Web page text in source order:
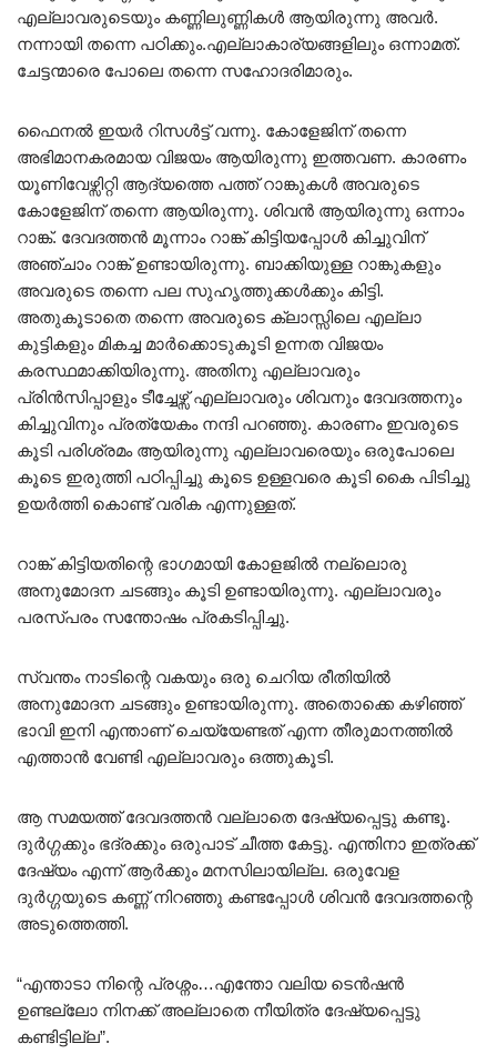
എല്ലാവരുടെയും കണ്ണിലുണ്ണികൾ ആയിരുന്നു അവർ.
നന്നായി തന്നെ പഠിക്കും.എല്ലാകാര്യങ്ങളിലും ഒന്നാമത്.
ചേട്ടന്മാരെ പോലെ തന്നെ സഹോദരിമാരും.
ഫൈനൽ ഇയർ റിസൾട്ട് വന്നു. കോളേജിന് തന്നെ
അഭിമാനകരമായ വിജയം ആയിരുന്നു ഇത്തവണ. കാരണം
യൂണിവേഴ്സിറ്റി ആദ്യത്തെ പത്ത് റാങ്കുകൾ അവരുടെ
കോളേജിന് തന്നെ ആയിരുന്നു. ശിവൻ ആയിരുന്നു ഒന്നാം
റാങ്ക്. ദേവദത്തൻ മൂന്നാം റാങ്ക് കിട്ടിയപ്പോൾ കിച്ചുവിന്
അഞ്ചാം റാങ്ക് ഉണ്ടായിരുന്നു. ബാക്കിയുള്ള റാങ്കുകളും
അവരുടെ തന്നെ പല സുഹൃത്തുക്കൾക്കും കിട്ടി.
അതുകൂടാതെ തന്നെ അവരുടെ ക്ലാസ്സിലെ എല്ലാ
കുട്ടികളും മികച്ച മാർക്കൊടുകൂടി ഉന്നത വിജയം
കരസ്ഥമാക്കിയിരുന്നു. അതിനു എല്ലാവരും
പ്രിൻസിപ്പാളും ടീച്ചേഴ്സ് എല്ലാവരും ശിവനും ദേവദത്തനും
കിച്ചുവിനും പ്രത്യേകം നന്ദി പറഞ്ഞു. കാരണം ഇവരുടെ
കൂടി പരിശ്രമം ആയിരുന്നു എല്ലാവരെയും ഒരുപോലെ
കൂടെ ഇരുത്തി പഠിപ്പിച്ചു കൂടെ ഉള്ളവരെ കൂടി കൈ പിടിച്ചു
ഉയർത്തി കൊണ്ട് വരിക എന്നുള്ളത്.
റാങ്ക് കിട്ടിയതിന്റെ ഭാഗമായി കോളജിൽ നല്ലൊരു
അനുമോദന ചടങ്ങും കൂടി ഉണ്ടായിരുന്നു. എല്ലാവരും
പരസ്പരം സന്തോഷം പ്രകടിപ്പിച്ചു.
സ്വന്തം നാടിന്റെ വകയും ഒരു ചെറിയ രീതിയിൽ
അനുമോദന ചടങ്ങും ഉണ്ടായിരുന്നു. അതൊക്കെ കഴിഞ്ഞ്
ഭാവി ഇനി എന്താണ് ചെയ്യേണ്ടത് എന്ന തീരുമാനത്തിൽ
എത്താൻ വേണ്ടി എല്ലാവരും ഒത്തുകൂടി.
ആ സമയത്ത് ദേവദത്തൻ വല്ലാതെ ദേഷ്യപ്പെട്ടു കണ്ടൂ.
ദുർഗ്ഗക്കും ഭദ്രക്കും ഒരുപാട് ചീത്ത കേട്ടു. എന്തിനാ ഇത്രക്ക്
ദേഷ്യം എന്ന് ആർക്കും മനസിലായില്ല. ഒരുവേള
ദുർഗ്ഗയുടെ കണ്ണ് നിറഞ്ഞു കണ്ടപ്പോൾ ശിവൻ ദേവദത്തന്റെ
അടുത്തെത്തി.
“എന്താടാ നിന്റെ പ്രശ്നം…എന്തോ വലിയ ടെൻഷൻ
ഉണ്ടല്ലോ നിനക്ക് അല്ലാതെ നീയിത്ര ദേഷ്യപ്പെട്ടു
കണ്ടിട്ടില്ല”.